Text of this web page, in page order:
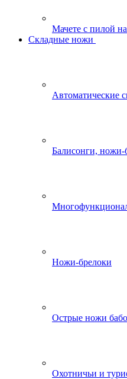
Мачете с пилой
Складные ножи
Автоматические
Балисонги, ножи-
Ножи-брелоки
Острые ножи
Охотничьи и